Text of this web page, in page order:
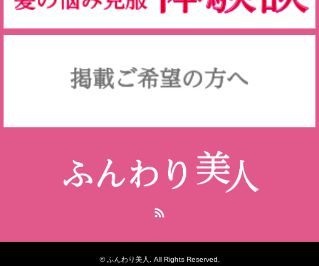
© ふんわり美人 . All Rights Reserved.